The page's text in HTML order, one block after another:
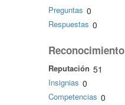
Preguntas 0
Respuestas 0
Reconocimiento
Reputación 51
Insignias 0
Competencias 0